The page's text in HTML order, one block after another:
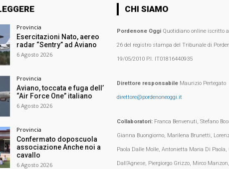
Provincia
Esercitazioni Nato, aereo
radar “Sentry” ad Aviano
6 Agosto 2026
Provincia
Aviano, toccata e fuga dell’
“Air Force One” italiano
6 Agosto 2026
Provincia
Confermato doposcuola
associazione Anche noi a
cavallo
6 Agosto 2026
CHI SIAMO
Pordenone OggiQuotidiano online iscritto
26 del registro stampa del Tribunale di
19/05/2010 P.I. IT01816440935
Direttore responsabileMaurizio Pertegato
direttore@pordenoneoggi.it
Collaboratori:Franca Benvenuti, Stefano
Gianna Buongiorno, Marilena Brunetti,
Paola Dalle Molle, Antonietta Maria Di Paola,
Dall’Agnese, Piergiorgo Grizzo, Mirco